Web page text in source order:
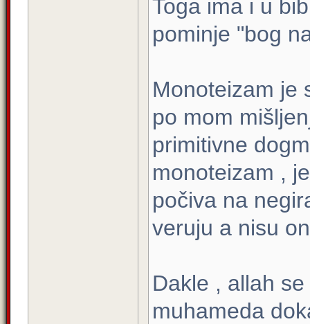
Toga ima i u
pominje "bog
Monoteizam je
po mom
primitivne
monoteizam ,
počiva na
veruju a nisu
Dakle , allah
muhameda